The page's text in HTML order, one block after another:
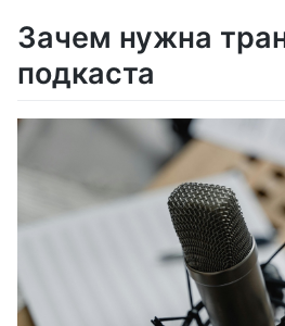
Зачем нужна
подкаста